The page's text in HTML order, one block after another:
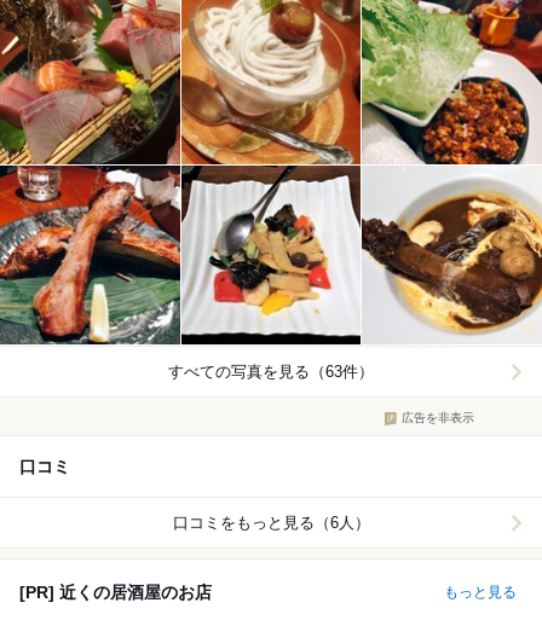
すべての写真を見る（63件）
広告を非表示
口コミ
口コミをもっと見る（6人）
[PR] 近くの居酒屋のお店 もっと見る